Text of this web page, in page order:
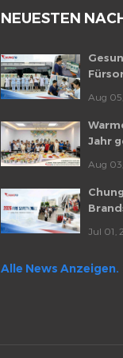
NEUESTEN
Aug
Jahr
Aug
Jul 01,
Alle News Anzeigen.